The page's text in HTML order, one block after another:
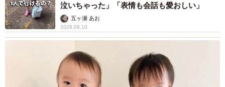
泣いちゃった」「表情も会話も愛おしい」
五ヶ瀬 あお
2026.08.10